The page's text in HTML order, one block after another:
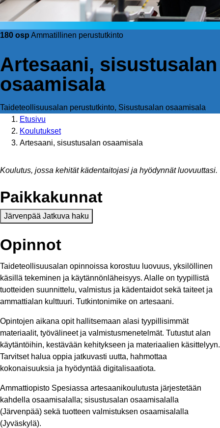
180 osp Ammatillinen perustutkinto
Artesaani, sisustusalan
osaamisala
Taideteollisuusalan perustutkinto, Sisustusalan osaamisala
Etusivu
Koulutukset
Artesaani, sisustusalan osaamisala
Koulutus, jossa kehität kädentaitojasi ja hyödynnät luovuuttasi.
Paikkakunnat
Järvenpää Jatkuva haku
Opinnot
Taideteollisuusalan opinnoissa korostuu luovuus, yksilöllinen
käsillä tekeminen ja käytännönläheisyys. Alalle on tyypillistä
tuotteiden suunnittelu, valmistus ja kädentaidot sekä taiteet ja
ammattialan kulttuuri. Tutkintonimike on artesaani.
Opintojen aikana opit hallitsemaan alasi tyypillisimmät
materiaalit, työvälineet ja valmistusmenetelmät. Tutustut alan
käytäntöihin, kestävään kehitykseen ja materiaalien käsittelyyn.
Tarvitset halua oppia jatkuvasti uutta, hahmottaa
kokonaisuuksia ja hyödyntää digitalisaatiota.
Ammattiopisto Spesiassa artesaanikoulutusta järjestetään
kahdella osaamisalalla; sisustusalan osaamisalalla
(Järvenpää) sekä tuotteen valmistuksen osaamisalalla
(Jyväskylä).